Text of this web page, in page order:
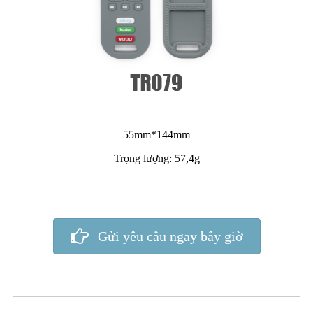
55mm*144mm
Trọng lượng: 57,4g
Gửi yêu cầu ngay bây giờ